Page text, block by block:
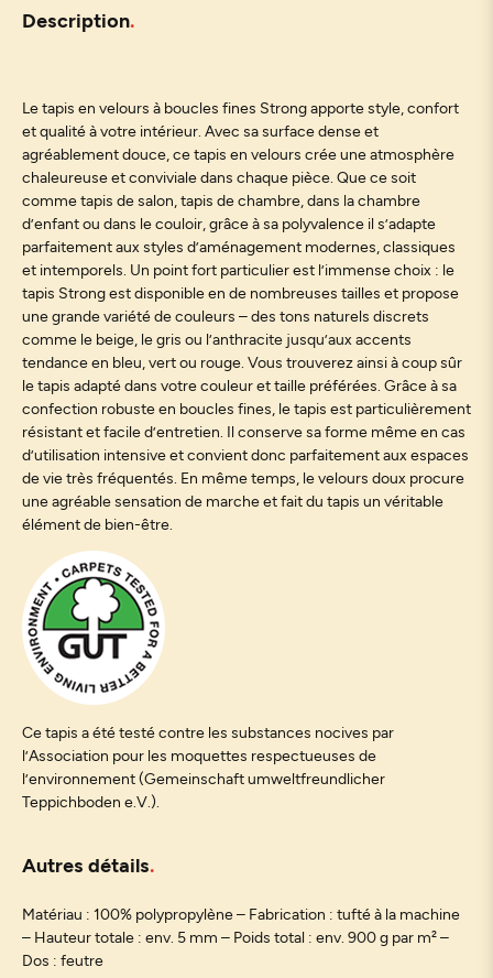
Description
Le tapis en velours à boucles fines Strong apporte style, confort
et qualité à votre intérieur. Avec sa surface dense et
agréablement douce, ce tapis en velours crée une atmosphère
chaleureuse et conviviale dans chaque pièce. Que ce soit
comme tapis de salon, tapis de chambre, dans la chambre
d’enfant ou dans le couloir, grâce à sa polyvalence il s’adapte
parfaitement aux styles d’aménagement modernes, classiques
et intemporels. Un point fort particulier est l’immense choix : le
tapis Strong est disponible en de nombreuses tailles et propose
une grande variété de couleurs – des tons naturels discrets
comme le beige, le gris ou l’anthracite jusqu’aux accents
tendance en bleu, vert ou rouge. Vous trouverez ainsi à coup sûr
le tapis adapté dans votre couleur et taille préférées. Grâce à sa
confection robuste en boucles fines, le tapis est particulièrement
résistant et facile d’entretien. Il conserve sa forme même en cas
d’utilisation intensive et convient donc parfaitement aux espaces
de vie très fréquentés. En même temps, le velours doux procure
une agréable sensation de marche et fait du tapis un véritable
élément de bien-être.
Ce tapis a été testé contre les substances nocives par
l’Association pour les moquettes respectueuses de
l’environnement (Gemeinschaft umweltfreundlicher
Teppichboden e.V.).
Autres détails
Matériau : 100% polypropylène – Fabrication : tufté à la machine
– Hauteur totale : env. 5 mm – Poids total : env. 900 g par m² –
Dos : feutre